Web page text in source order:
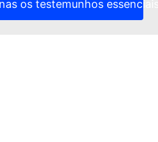
os testemunhos